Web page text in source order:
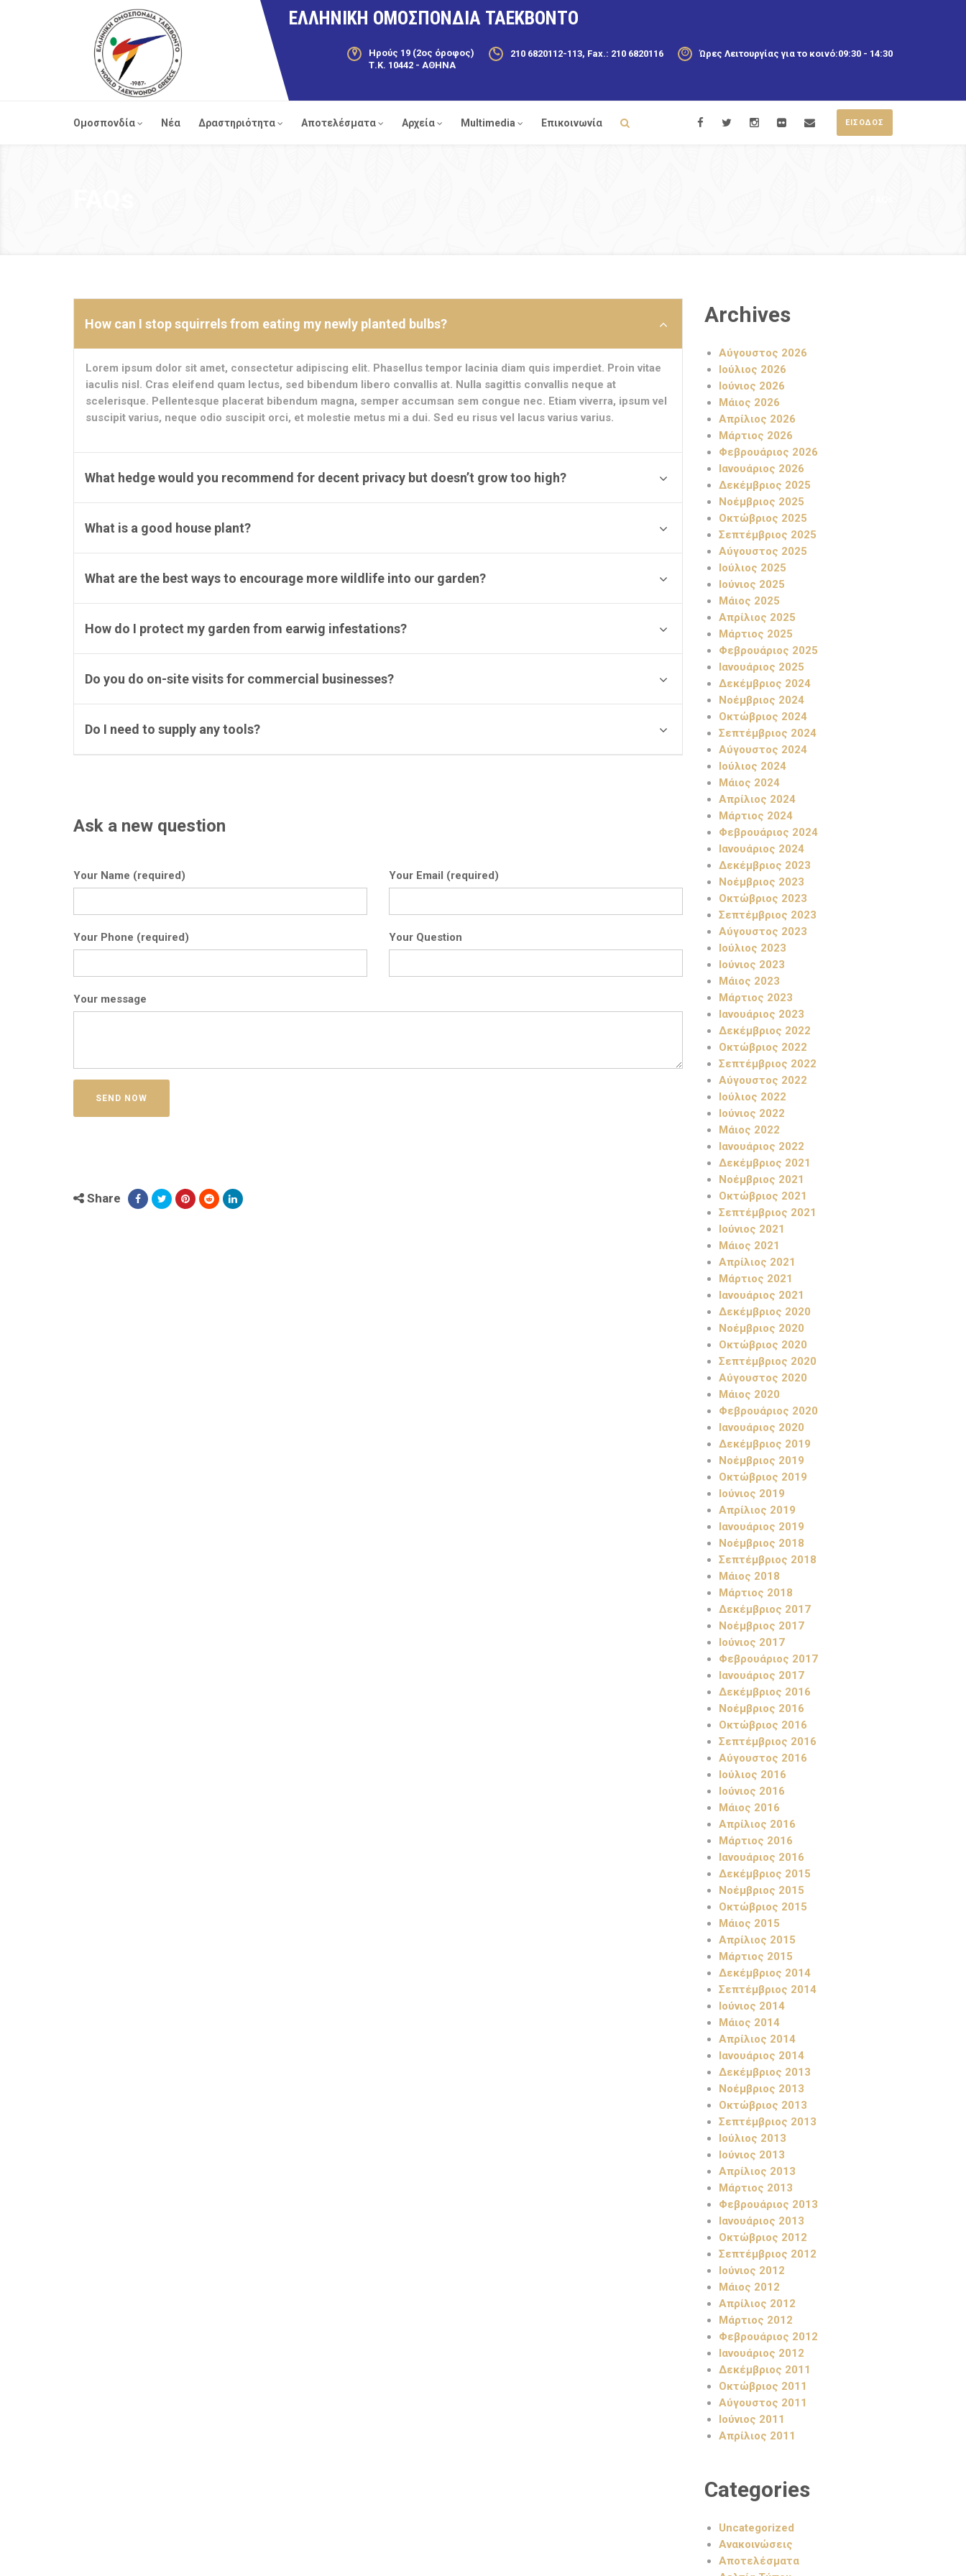
ΕΛΛΗΝΙΚΗ ΟΜΟΣΠΟΝΔΙΑ ΤΑΕΚΒΟΝΤΟ
Ηρούς 19 (2ος όροφος)
Τ.Κ. 10442 - ΑΘΗΝΑ
210 6820112-113, Fax.: 210 6820116 Ώρες Λειτουργίας για το κοινό:09:30 - 14:30
ΕΙΣΟΔΟΣ
Ομοσπονδία Νέα Δραστηριότητα Αποτελέσματα Αρχεία Multimedia Επικοινωνία
How can I stop squirrels from eating my newly planted bulbs?
Lorem ipsum dolor sit amet, consectetur adipiscing elit. Phasellus tempor lacinia diam quis imperdiet. Proin vitae
iaculis nisl. Cras eleifend quam lectus, sed bibendum libero convallis at. Nulla sagittis convallis neque at
scelerisque. Pellentesque placerat bibendum magna, semper accumsan sem congue nec. Etiam viverra, ipsum vel
suscipit varius, neque odio suscipit orci, et molestie metus mi a dui. Sed eu risus vel lacus varius varius.
What hedge would you recommend for decent privacy but doesn’t grow too high?
What is a good house plant?
What are the best ways to encourage more wildlife into our garden?
How do I protect my garden from earwig infestations?
Do you do on-site visits for commercial businesses?
Do I need to supply any tools?
Ask a new question
Your Name (required) Your Email (required)
Your Phone (required) Your Question
Your message
Share
Archives
Αύγουστος 2026
Ιούλιος 2026
Ιούνιος 2026
Μάιος 2026
Απρίλιος 2026
Μάρτιος 2026
Φεβρουάριος 2026
Ιανουάριος 2026
Δεκέμβριος 2025
Νοέμβριος 2025
Οκτώβριος 2025
Σεπτέμβριος 2025
Αύγουστος 2025
Ιούλιος 2025
Ιούνιος 2025
Μάιος 2025
Απρίλιος 2025
Μάρτιος 2025
Φεβρουάριος 2025
Ιανουάριος 2025
Δεκέμβριος 2024
Νοέμβριος 2024
Οκτώβριος 2024
Σεπτέμβριος 2024
Αύγουστος 2024
Ιούλιος 2024
Μάιος 2024
Απρίλιος 2024
Μάρτιος 2024
Φεβρουάριος 2024
Ιανουάριος 2024
Δεκέμβριος 2023
Νοέμβριος 2023
Οκτώβριος 2023
Σεπτέμβριος 2023
Αύγουστος 2023
Ιούλιος 2023
Ιούνιος 2023
Μάιος 2023
Μάρτιος 2023
Ιανουάριος 2023
Δεκέμβριος 2022
Οκτώβριος 2022
Σεπτέμβριος 2022
Αύγουστος 2022
Ιούλιος 2022
Ιούνιος 2022
Μάιος 2022
Ιανουάριος 2022
Δεκέμβριος 2021
Νοέμβριος 2021
Οκτώβριος 2021
Σεπτέμβριος 2021
Ιούνιος 2021
Μάιος 2021
Απρίλιος 2021
Μάρτιος 2021
Ιανουάριος 2021
Δεκέμβριος 2020
Νοέμβριος 2020
Οκτώβριος 2020
Σεπτέμβριος 2020
Αύγουστος 2020
Μάιος 2020
Φεβρουάριος 2020
Ιανουάριος 2020
Δεκέμβριος 2019
Νοέμβριος 2019
Οκτώβριος 2019
Ιούνιος 2019
Απρίλιος 2019
Ιανουάριος 2019
Νοέμβριος 2018
Σεπτέμβριος 2018
Μάιος 2018
Μάρτιος 2018
Δεκέμβριος 2017
Νοέμβριος 2017
Ιούνιος 2017
Φεβρουάριος 2017
Ιανουάριος 2017
Δεκέμβριος 2016
Νοέμβριος 2016
Οκτώβριος 2016
Σεπτέμβριος 2016
Αύγουστος 2016
Ιούλιος 2016
Ιούνιος 2016
Μάιος 2016
Απρίλιος 2016
Μάρτιος 2016
Ιανουάριος 2016
Δεκέμβριος 2015
Νοέμβριος 2015
Οκτώβριος 2015
Μάιος 2015
Απρίλιος 2015
Μάρτιος 2015
Δεκέμβριος 2014
Σεπτέμβριος 2014
Ιούνιος 2014
Μάιος 2014
Απρίλιος 2014
Ιανουάριος 2014
Δεκέμβριος 2013
Νοέμβριος 2013
Οκτώβριος 2013
Σεπτέμβριος 2013
Ιούλιος 2013
Ιούνιος 2013
Απρίλιος 2013
Μάρτιος 2013
Φεβρουάριος 2013
Ιανουάριος 2013
Οκτώβριος 2012
Σεπτέμβριος 2012
Ιούνιος 2012
Μάιος 2012
Απρίλιος 2012
Μάρτιος 2012
Φεβρουάριος 2012
Ιανουάριος 2012
Δεκέμβριος 2011
Οκτώβριος 2011
Αύγουστος 2011
Ιούνιος 2011
Απρίλιος 2011
Categories
Uncategorized
Ανακοινώσεις
Αποτελέσματα